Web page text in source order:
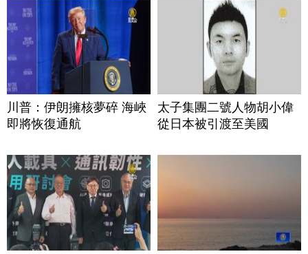
川普：伊朗擁核夢碎 海峽
即將恢復通航
太子集團二號人物胡小偉
從日本被引渡至美國